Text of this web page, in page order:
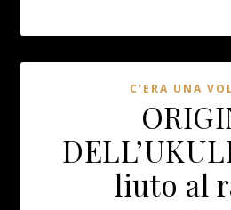
C'ERA UNA
liuto al